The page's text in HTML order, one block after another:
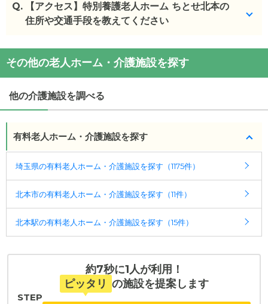
特別養護老人ホーム ちとせ北本を見学した方の口コ
ミを確認できます。
・コロナ禍でしたので見学は出来なかったですが入
院させてもらえた...
特別養護老人ホーム ちとせ北本
の施設写真を見ることができます。
・経験豊富な入居相談員が完全無料で施設探しをサ
入居相談： 0120-579-721 （無料）
・全国10000件の介護施設情報を掲載
幅広い選択肢の中から、条件にあった施設を選ぶ
ことができます。
Q.
【アクセス】特別養護老人ホーム ちとせ北本の
住所や交通手段を教えてください
特別養護老人ホーム ちとせ北本の交通アクセス
・住所：埼玉県北本市深井3-25-1
・最寄り駅：
特別養護老人ホーム ちとせ北本
その他の老人ホーム・介護施設を探す
他の介護施設を調べる
有料老人ホーム・介護施設を探す
埼玉県の有料老人ホーム・介護施設を探す（1175件）
北本市の有料老人ホーム・介護施設を探す（11件）
北本駅の有料老人ホーム・介護施設を探す（15件）
約7秒に1人が利用！
ピッタリ の施設を提案します
STEP